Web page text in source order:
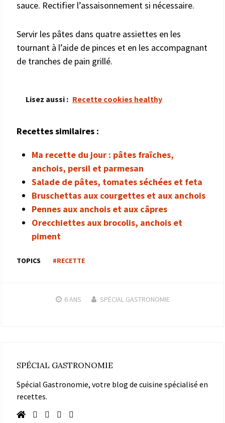
sauce. Rectifier l’assaisonnement si nécessaire.
Servir les pâtes dans quatre assiettes en les
tournant à l’aide de pinces et en les accompagnant
de tranches de pain grillé.
Lisez aussi : Recette cookies healthy
Recettes similaires :
Ma recette du jour : pâtes fraîches,
anchois, persil et parmesan
Salade de pâtes, tomates séchées et feta
Bruschettas aux courgettes et aux anchois
Pennes aux anchois et aux câpres
Orecchiettes aux brocolis, anchois et
piment
TOPICS #RECETTE
6 ANS SPÉCIAL GASTRONOMIE
SPÉCIAL GASTRONOMIE
Spécial Gastronomie, votre blog de cuisine spécialisé en
recettes.